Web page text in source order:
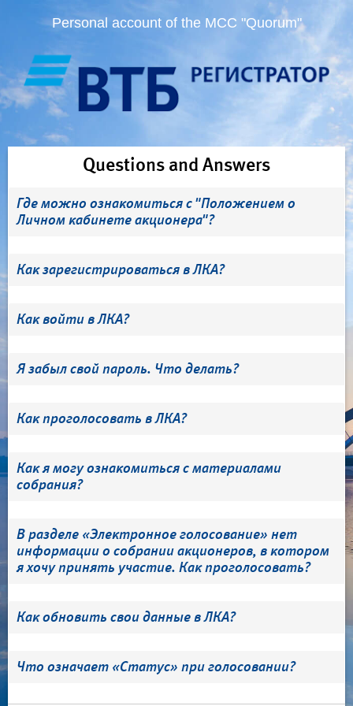
Personal account of the MCC "Quorum"
Questions and Answers
Где можно ознакомиться с "Положением о
Личном кабинете акционера"?
Как зарегистрироваться в ЛКА?
Как войти в ЛКА?
Я забыл свой пароль. Что делать?
Как проголосовать в ЛКА?
Как я могу ознакомиться с материалами
собрания?
В разделе «Электронное голосование» нет
информации о собрании акционеров, в котором
я хочу принять участие. Как проголосовать?
Как обновить свои данные в ЛКА?
Что означает «Статус» при голосовании?